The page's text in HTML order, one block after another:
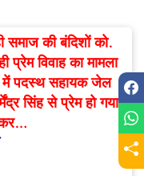
समाज की बंदिशों को.
विवाह का मामला
में पदस्थ सहायक जेल
सिंह से प्रेम हो गया
कर…